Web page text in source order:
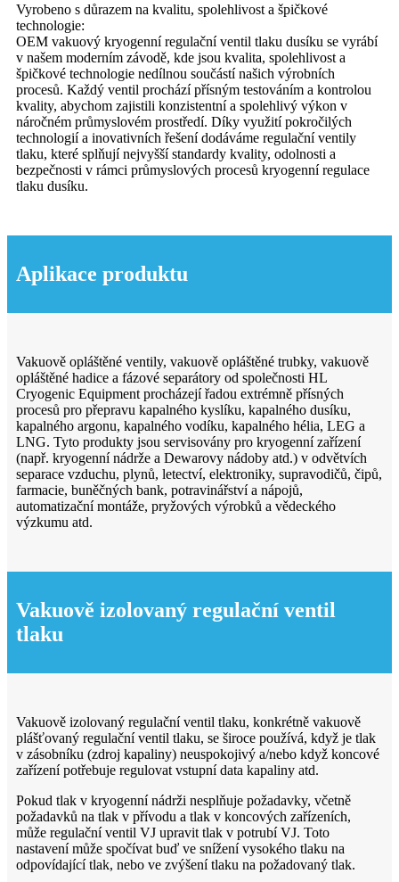
Vyrobeno s důrazem na kvalitu, spolehlivost a špičkové
technologie:
OEM vakuový kryogenní regulační ventil tlaku dusíku se vyrábí
v našem moderním závodě, kde jsou kvalita, spolehlivost a
špičkové technologie nedílnou součástí našich výrobních
procesů. Každý ventil prochází přísným testováním a kontrolou
kvality, abychom zajistili konzistentní a spolehlivý výkon v
náročném průmyslovém prostředí. Díky využití pokročilých
technologií a inovativních řešení dodáváme regulační ventily
tlaku, které splňují nejvyšší standardy kvality, odolnosti a
bezpečnosti v rámci průmyslových procesů kryogenní regulace
tlaku dusíku.
Aplikace produktu
Vakuově opláštěné ventily, vakuově opláštěné trubky, vakuově
opláštěné hadice a fázové separátory od společnosti HL
Cryogenic Equipment procházejí řadou extrémně přísných
procesů pro přepravu kapalného kyslíku, kapalného dusíku,
kapalného argonu, kapalného vodíku, kapalného hélia, LEG a
LNG. Tyto produkty jsou servisovány pro kryogenní zařízení
(např. kryogenní nádrže a Dewarovy nádoby atd.) v odvětvích
separace vzduchu, plynů, letectví, elektroniky, supravodičů, čipů,
farmacie, buněčných bank, potravinářství a nápojů,
automatizační montáže, pryžových výrobků a vědeckého
výzkumu atd.
Vakuově izolovaný regulační ventil
tlaku
Vakuově izolovaný regulační ventil tlaku, konkrétně vakuově
plášťovaný regulační ventil tlaku, se široce používá, když je tlak
v zásobníku (zdroj kapaliny) neuspokojivý a/nebo když koncové
zařízení potřebuje regulovat vstupní data kapaliny atd.
Pokud tlak v kryogenní nádrži nesplňuje požadavky, včetně
požadavků na tlak v přívodu a tlak v koncových zařízeních,
může regulační ventil VJ upravit tlak v potrubí VJ. Toto
nastavení může spočívat buď ve snížení vysokého tlaku na
odpovídající tlak, nebo ve zvýšení tlaku na požadovaný tlak.